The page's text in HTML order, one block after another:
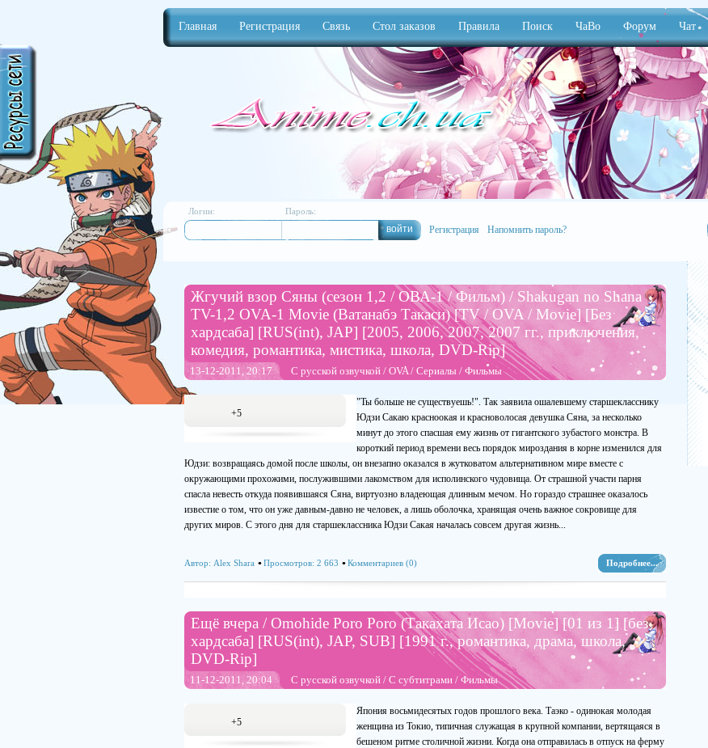
Главная Регистрация Связь Стол заказов Правила Поиск ЧаВо Форум Чат
Логин: Пароль:
Регистрация Напомнить пароль?
Жгучий взор Сяны (сезон 1,2 / ОВА-1 / Фильм) / Shakugan no Shana
TV-1,2 OVA-1 Movie (Ватанабэ Такаси) [TV / OVA / Movie] [Без
хардсаба] [RUS(int), JAP] [2005, 2006, 2007, 2007 гг., приключения,
комедия, романтика, мистика, школа, DVD-Rip]
13-12-2011, 20:17 С русской озвучкой / OVA/ Сериалы / Фильмы
+5
"Ты больше не существуешь!". Так заявила ошалевшему старшекласснику
Юдзи Сакаю красноокая и красноволосая девушка Сяна, за несколько
минут до этого спасшая ему жизнь от гигантского зубастого монстра. В
короткий период времени весь порядок мироздания в корне изменился для
Юдзи: возвращаясь домой после школы, он внезапно оказался в жутковатом альтернативном мире вместе с
окружающими прохожими, послужившими лакомством для исполинского чудовища. От страшной участи парня
спасла невесть откуда появившаяся Сяна, виртуозно владеющая длинным мечом. Но гораздо страшнее оказалось
известие о том, что он уже давным-давно не человек, а лишь оболочка, хранящая очень важное сокровище для
других миров. С этого дня для старшеклассника Юдзи Сакая началась совсем другая жизнь...
Подробнее...
Автор: Alex Shara Просмотров: 2 663 Комментариев (0)
Ещё вчера / Omohide Poro Poro (Такахата Исао) [Movie] [01 из 1] [без
хардсабa] [RUS(int), JAP, SUB] [1991 г., романтика, драма, школа,
DVD-Rip]
11-12-2011, 20:04 С русской озвучкой / С субтитрами / Фильмы
+5
Япония восьмидесятых годов прошлого века. Таэко - одинокая молодая
женщина из Токио, типичная служащая в крупной компании, вертящаяся в
бешеном ритме столичной жизни. Когда она отправилась в отпуск на ферму